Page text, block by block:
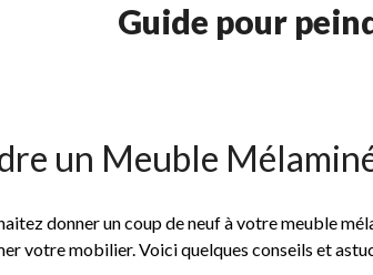
Guide pour
un Meuble
donner un coup de neuf à votre meuble
votre mobilier. Voici quelques conseils et